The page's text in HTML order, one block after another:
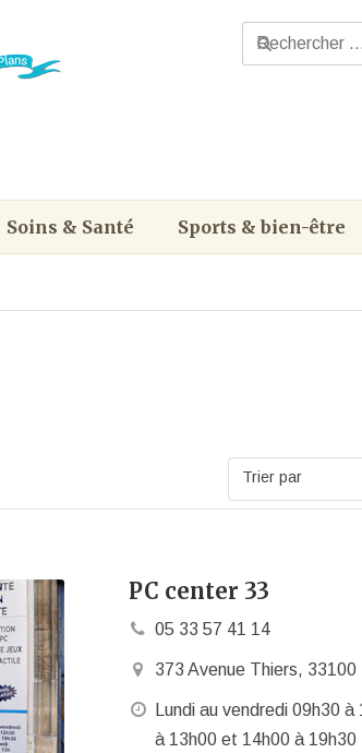
Soins & Santé Sports & bien-être
Trier par
PC center 33
05 33 57 41 14
373 Avenue Thiers,
Lundi au vendredi 09h30
à 13h00 et 14h00 à 19h30